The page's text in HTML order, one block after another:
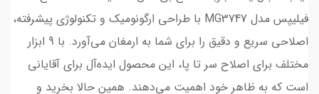
فیلیپس مدل MG3747 با طراحی ارگونومیک و تکنولوژی پیشرفته،
اصلاحی سریع و دقیق را برای شما به ارمغان می‌آورد. با 9 ابزار
مختلف برای اصلاح سر تا پا، این محصول ایده‌آل برای آقایانی
است که به ظاهر خود اهمیت می‌دهند. همین حالا بخرید و